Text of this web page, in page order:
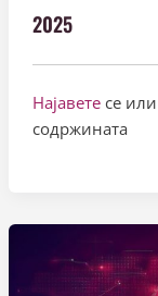
2025
Најавете се или
содржината